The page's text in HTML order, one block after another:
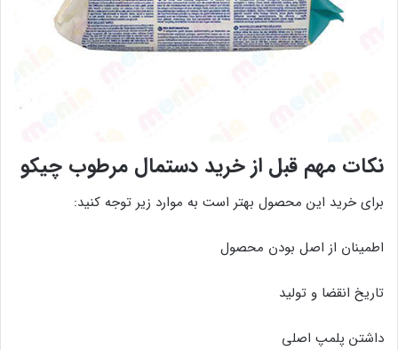
نکات مهم قبل از خرید دستمال مرطوب چیکو
برای خرید این محصول بهتر است به موارد زیر توجه کنید:
اطمینان از اصل بودن محصول
تاریخ انقضا و تولید
داشتن پلمپ اصلی